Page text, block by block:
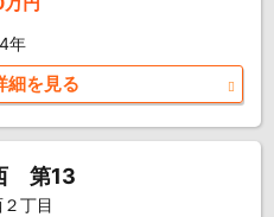
年
細を見る
第13
丁目